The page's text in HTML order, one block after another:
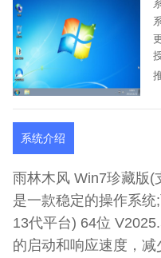
系统介绍
雨林木风 Win7珍藏版(
是一款稳定的操作系
13代平台) 64位
的启动和响应速度，